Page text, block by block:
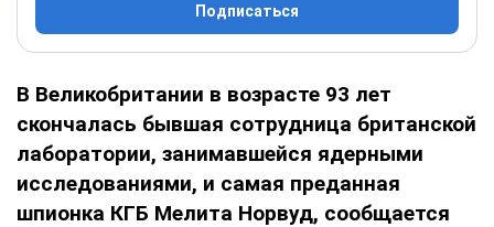
Подписаться
В Великобритании в возрасте 93 лет
скончалась бывшая сотрудница британской
лаборатории, занимавшейся ядерными
исследованиями, и самая преданная
шпионка КГБ Мелита Норвуд, сообщается